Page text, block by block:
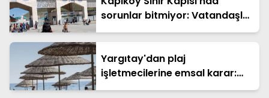
sorunlar bitmiyor: Vatandaşlar
çözüm bekliyor
Yargıtay'dan plaj
işletmecilerine emsal karar:
Hapis cezası onandı